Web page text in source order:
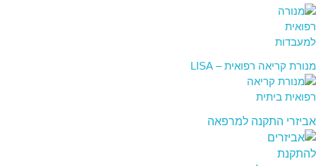
מנורת קריאה רפואית – LISA
אביזרי התקנה למרפאה